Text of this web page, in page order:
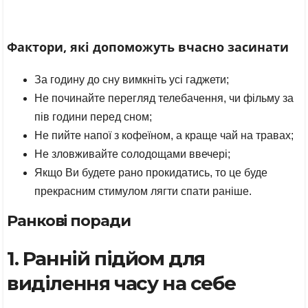
Фактори, які допоможуть вчасно засинати
За годину до сну вимкніть усі гаджети;
Не починайте перегляд телебачення, чи фільму за
пів години перед сном;
Не пийте напої з кофеїном, а краще чай на травах;
Не зловживайте солодощами ввечері;
Якщо Ви будете рано прокидатись, то це буде
прекрасним стимулом лягти спати раніше.
Ранкові поради
1. Ранній підйом для
виділення часу на себе